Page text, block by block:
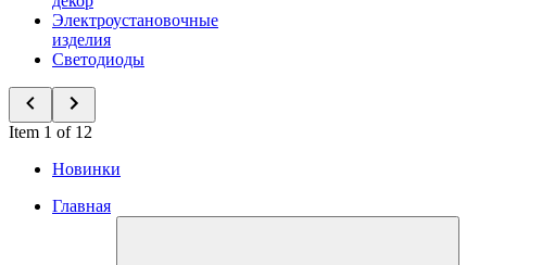
Электроустановочные
изделия
Светодиоды
Item 1 of 12
Новинки
Главная